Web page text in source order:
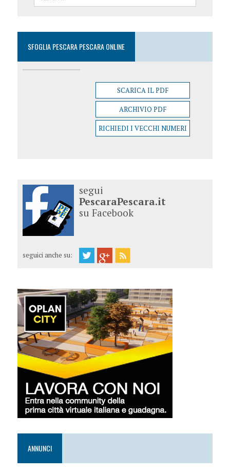
SFOGLIA PESCARA PESCARA ONLINE
SCARICA IL PDF
ARCHIVIO PDF
RICHIEDI I VECCHI NUMERI
segui
PescaraPescara.it
su Facebook
seguici anche su:
ANNUNCI